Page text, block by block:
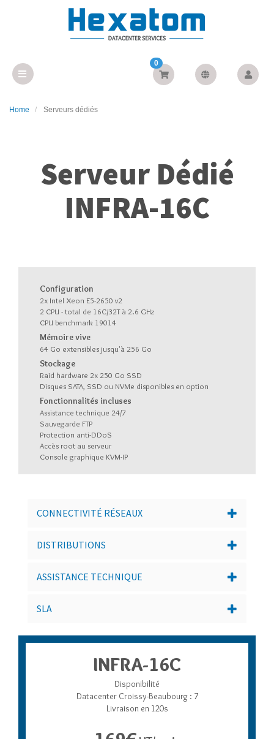
0
Home Serveurs dédiés
Serveur Dédié
INFRA-16C
Configuration
2x Intel Xeon E5-2650 v2
2 CPU - total de 16C/32T à 2.6 GHz
CPU benchmark 19014
Mémoire vive
64 Go extensibles jusqu'à 256 Go
Stockage
Raid hardware 2x 250 Go SSD
Disques SATA, SSD ou NVMe disponibles en option
Fonctionnalités incluses
Assistance technique 24/7
Sauvegarde FTP
Protection anti-DDoS
Accès root au serveur
Console graphique KVM-IP
CONNECTIVITÉ RÉSEAUX
DISTRIBUTIONS
ASSISTANCE TECHNIQUE
SLA
INFRA-16C
Disponibilité
Datacenter Croissy-Beaubourg : 7
Livraison en 120s